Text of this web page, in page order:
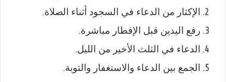
الإكثار من الدعاء في السجود أثناء الصلاة.
رفع اليدين قبل الإفطار مباشرة.
الدعاء في الثلث الأخير من الليل.
الجمع بين الدعاء والاستغفار والتوبة.